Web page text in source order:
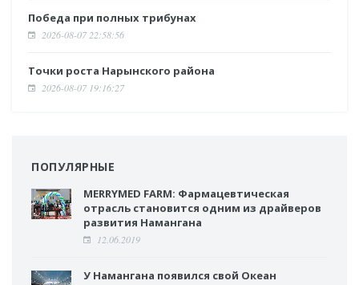
Победа при полных трибунах
2026-08-07 22:58:56
Точки роста Нарынского района
2026-08-07 19:16:27
ПОПУЛЯРНЫЕ
MERRYMED FARM: Фармацевтическая
отрасль становится одним из драйверов
развития Намангана
12.06.2019
У Намангана появился свой Океан